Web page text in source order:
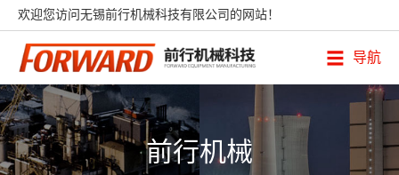
欢迎您访问无锡前行机械科技有限公司的网站！
导航
前行机械